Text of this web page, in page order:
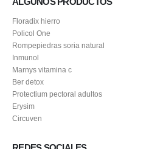
Floradix hierro
Policol One
Rompepiedras soria natural
Inmunol
Marnys vitamina c
Ber detox
Protectium pectoral adultos
Erysim
Circuven